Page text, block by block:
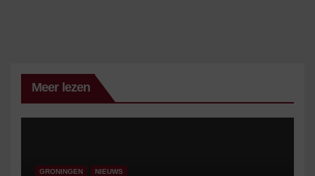
Meer lezen
GRONINGEN NIEUWS